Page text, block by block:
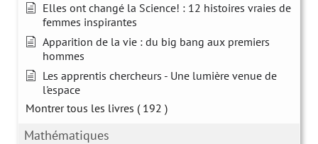
Elles ont changé la Science! : 12 histoires vraies de
femmes inspirantes
Apparition de la vie : du big bang aux premiers
hommes
Les apprentis chercheurs - Une lumière venue de
l'espace
Montrer tous les livres ( 192 )
Mathématiques